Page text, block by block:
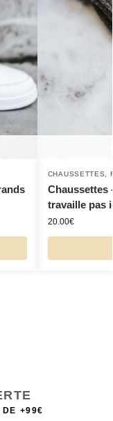
CHAUSSETTES
Chaussettes
travaille pas
20.00€
DE +99€